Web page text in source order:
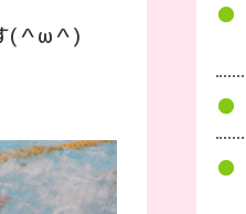
(＾ω＾)